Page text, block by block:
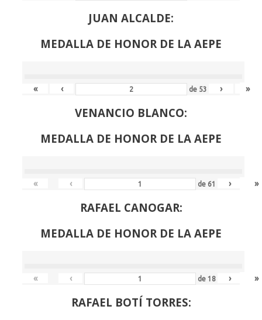
JUAN ALCALDE:
MEDALLA DE HONOR DE LA AEPE
« ‹ de 53 › »
VENANCIO BLANCO:
MEDALLA DE HONOR DE LA AEPE
« ‹ de 61 › »
RAFAEL CANOGAR:
MEDALLA DE HONOR DE LA AEPE
« ‹ de18 › »
RAFAEL BOTÍ TORRES: